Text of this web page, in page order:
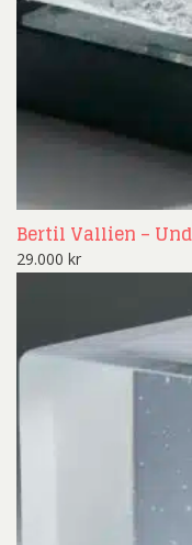
Bertil Vallien –
29.000 kr